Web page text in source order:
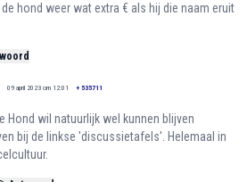
hond weer wat extra € als hij die naam eruit
09 april 2023 om 12:01 + 535711
Hond wil natuurlijk wel kunnen blijven
bij de linkse 'discussietafels'. Helemaal in